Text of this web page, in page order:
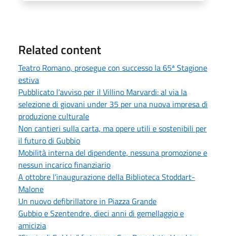
Related content
Teatro Romano, prosegue con successo la 65ª Stagione
estiva
Pubblicato l’avviso per il Villino Marvardi: al via la
selezione di giovani under 35 per una nuova impresa di
produzione culturale
Non cantieri sulla carta, ma opere utili e sostenibili per
il futuro di Gubbio
Mobilità interna del dipendente, nessuna promozione e
nessun incarico finanziario
A ottobre l’inaugurazione della Biblioteca Stoddart-
Malone
Un nuovo defibrillatore in Piazza Grande
Gubbio e Szentendre, dieci anni di gemellaggio e
amicizia